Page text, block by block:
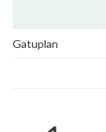
Gatuplan